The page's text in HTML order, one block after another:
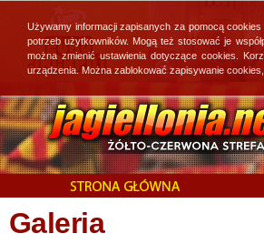
Galeria
Używamy informacji zapisanych za pomocą
potrzeb użytkowników. Mogą też stosować je
można zmienić ustawienia dotyczące cookies.
urządzenia. Można zablokować zapisywanie